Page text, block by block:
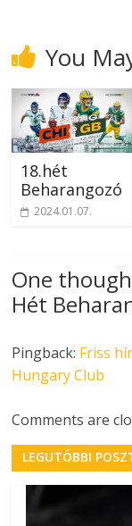
You
18.hét
Beharangozó
2024.01.07.
One
Hét
Pingback: Friss
Hungary Club
Comments are
LEGUTÓBBI